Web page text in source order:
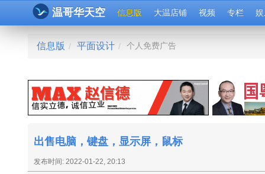
温哥华天空 信息版 大温店铺 视频 专栏
信息版 / 平面设计 / 个人免费广告
出售电脑，键盘，显示屏，鼠标
发布时间: 2022-01-22, 20:13